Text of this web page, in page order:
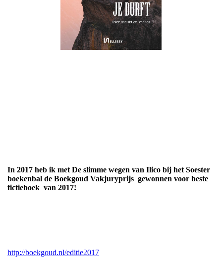
In 2017 heb ik met De slimme wegen van Ilico bij het Soester
boekenbal de Boekgoud Vakjuryprijs gewonnen voor beste
fictieboek van 2017!
http://boekgoud.nl/editie2017